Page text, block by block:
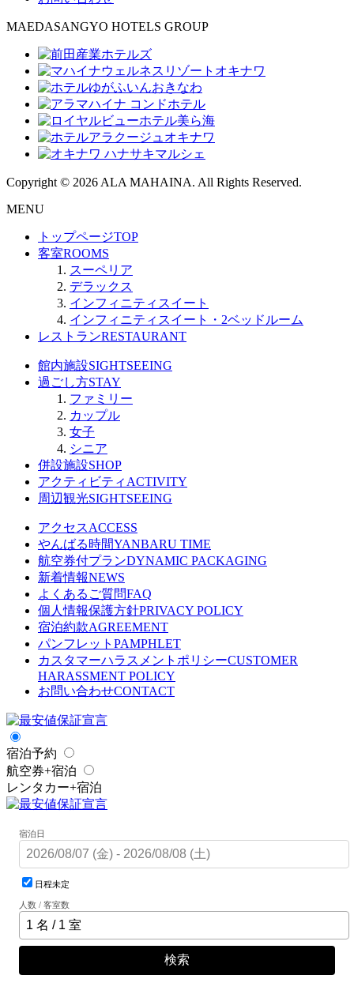
MAEDASANGYO HOTELS GROUP
Copyright © 2026 ALA MAHAINA. All Rights Reserved.
MENU
トップページTOP
客室ROOMS
スーペリア
デラックス
インフィニティスイート
インフィニティスイート・2ベッドルーム
レストランRESTAURANT
館内施設SIGHTSEEING
過ごし方STAY
ファミリー
カップル
女子
シニア
併設施設SHOP
アクティビティ ACTIVITY
周辺観光SIGHTSEEING
アクセスACCESS
やんばる時間YANBARU TIME
航空券付プランDYNAMIC PACKAGING
新着情報NEWS
よくあるご質問FAQ
個人情報保護方針PRIVACY POLICY
宿泊約款AGREEMENT
パンフレット PAMPHLET
カスタマーハラスメントポリシーCUSTOMER
HARASSMENT POLICY
お問い合わせCONTACT
宿泊予約
航空券+宿泊
レンタカー+宿泊
宿泊日
日程未定
人数 / 客室数
検索